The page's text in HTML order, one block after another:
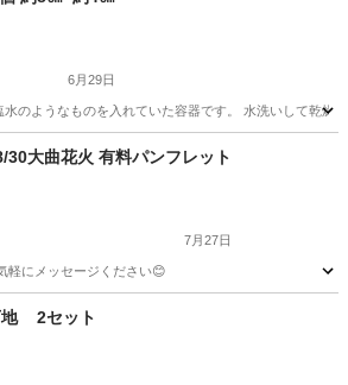
6月29日
のようなものを入れていた容器です。 水洗いして乾
その他 容器
2025/8/30大曲花火 有料パンフレット
7月27日
軽にメッセージください😊
その他
地 2セット